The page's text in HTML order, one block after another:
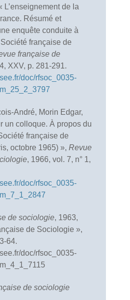
L’enseignement de la
Résumé et
enquête conduite à
Société française de
française de
XXV, p. 281-291.
doc/rfsoc_0035-
André, Morin Edgar,
un colloque. À propos du
française de
octobre 1965) », Revue
, 1966, vol. 7, n° 1,
doc/rfsoc_0035-
de sociologie, 1963,
de Sociologie »,
64.
doc/rfsoc_0035-
de sociologie